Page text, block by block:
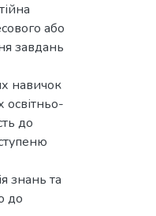
або
завдань
навичок
освітньо-
до
знань та
до